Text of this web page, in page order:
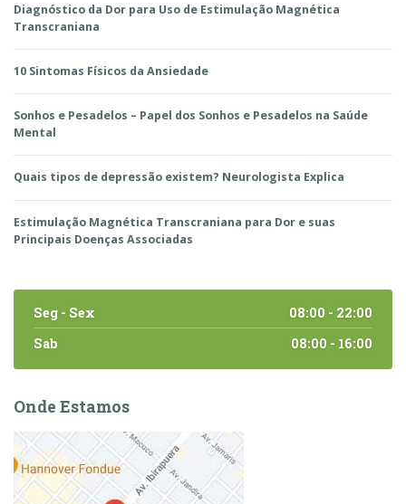
Diagnóstico da Dor para Uso de Estimulação Magnética
Transcraniana
10 Sintomas Físicos da Ansiedade
Sonhos e Pesadelos – Papel dos Sonhos e Pesadelos na Saúde
Mental
Quais tipos de depressão existem? Neurologista Explica
Estimulação Magnética Transcraniana para Dor e suas
Principais Doenças Associadas
Seg - Sex
08:00 - 22:00
Sab
08:00 - 16:00
Onde Estamos